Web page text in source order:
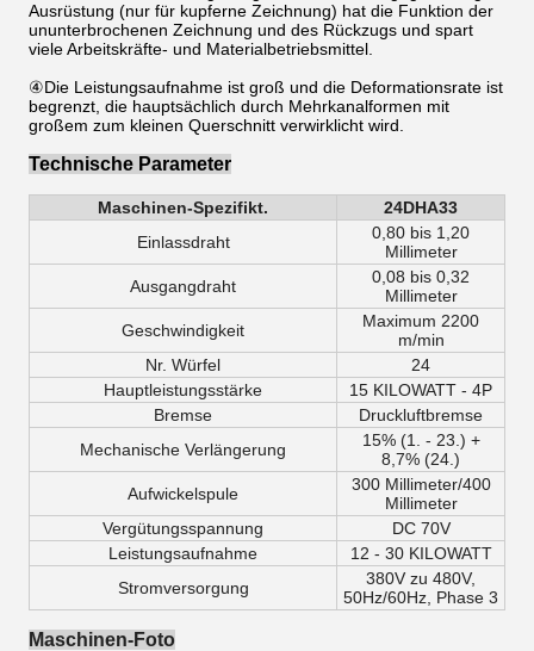
Ausrüstung (nur für kupferne Zeichnung) hat die Funktion der
ununterbrochenen Zeichnung und des Rückzugs und spart
viele Arbeitskräfte- und Materialbetriebsmittel.
④Die Leistungsaufnahme ist groß und die Deformationsrate ist
begrenzt, die hauptsächlich durch Mehrkanalformen mit
großem zum kleinen Querschnitt verwirklicht wird.
Technische Parameter
Maschinen-Spezifikt.
24DHA33
Einlassdraht
0,80 bis 1,20
Millimeter
Ausgangdraht
0,08 bis 0,32
Millimeter
Geschwindigkeit
Maximum 2200
m/min
Nr. Würfel
24
Hauptleistungsstärke
15 KILOWATT - 4P
Bremse
Druckluftbremse
Mechanische Verlängerung
15% (1. - 23.) +
8,7% (24.)
Aufwickelspule
300 Millimeter/400
Millimeter
Vergütungsspannung
DC 70V
Leistungsaufnahme
12 - 30 KILOWATT
Stromversorgung
380V zu 480V,
50Hz/60Hz, Phase 3
Maschinen-Foto